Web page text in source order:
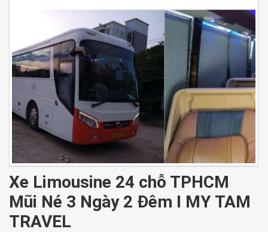
Xe Limousine 24 chỗ TPHCM
Mũi Né 3 Ngày 2 Đêm I MY TAM
TRAVEL